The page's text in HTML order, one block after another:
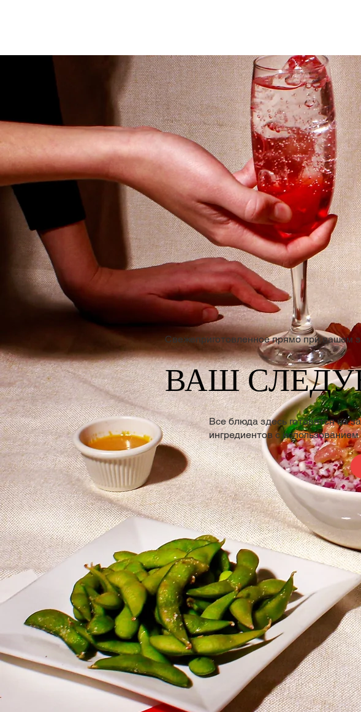
Свежеприготовленное прямо при вашем
ВАШ
Все блюда здесь готовятся на
ингредиентов с